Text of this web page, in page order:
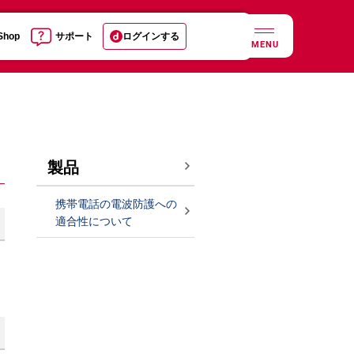
サポート ログインする
MENU
製品
携帯電話の電波防護への
適合性について